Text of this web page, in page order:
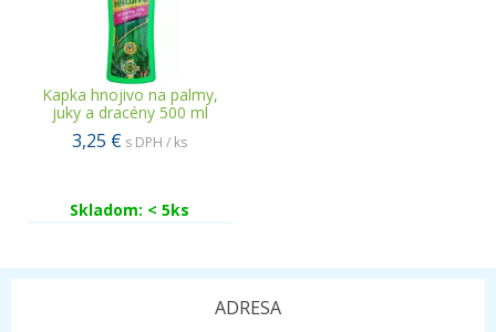
Kapka hnojivo na palmy,
juky a dracény 500 ml
3,25 € s DPH / ks
Skladom: < 5ks
ADRESA